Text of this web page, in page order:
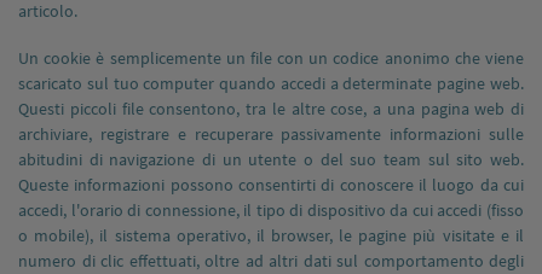
articolo.
Un cookie è semplicemente un file con un codice anonimo che viene
scaricato sul tuo computer quando accedi a determinate pagine web.
Questi piccoli file consentono, tra le altre cose, a una pagina web di
archiviare, registrare e recuperare passivamente informazioni sulle
abitudini di navigazione di un utente o del suo team sul sito web.
Queste informazioni possono consentirti di conoscere il luogo da cui
accedi, l'orario di connessione, il tipo di dispositivo da cui accedi (fisso
o mobile), il sistema operativo, il browser, le pagine più visitate e il
numero di clic effettuati, oltre ad altri dati sul comportamento degli